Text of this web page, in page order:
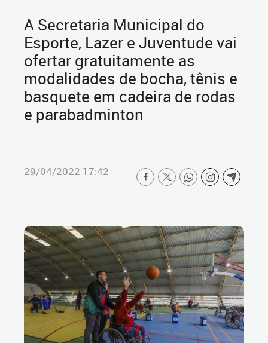
A Secretaria Municipal do
Esporte, Lazer e Juventude vai
ofertar gratuitamente as
modalidades de bocha, tênis e
basquete em cadeira de rodas
e parabadminton
29/04/2022 17:42